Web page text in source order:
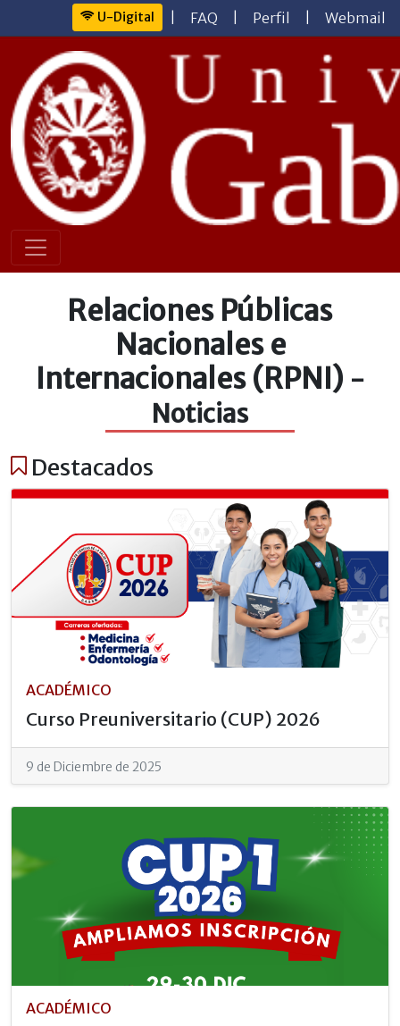
U-Digital FAQ Perfil Webmail
Relaciones Públicas
Nacionales e
Internacionales (RPNI) -
Noticias
Destacados
ACADÉMICO
Curso Preuniversitario (CUP) 2026
9 de Diciembre de 2025
ACADÉMICO